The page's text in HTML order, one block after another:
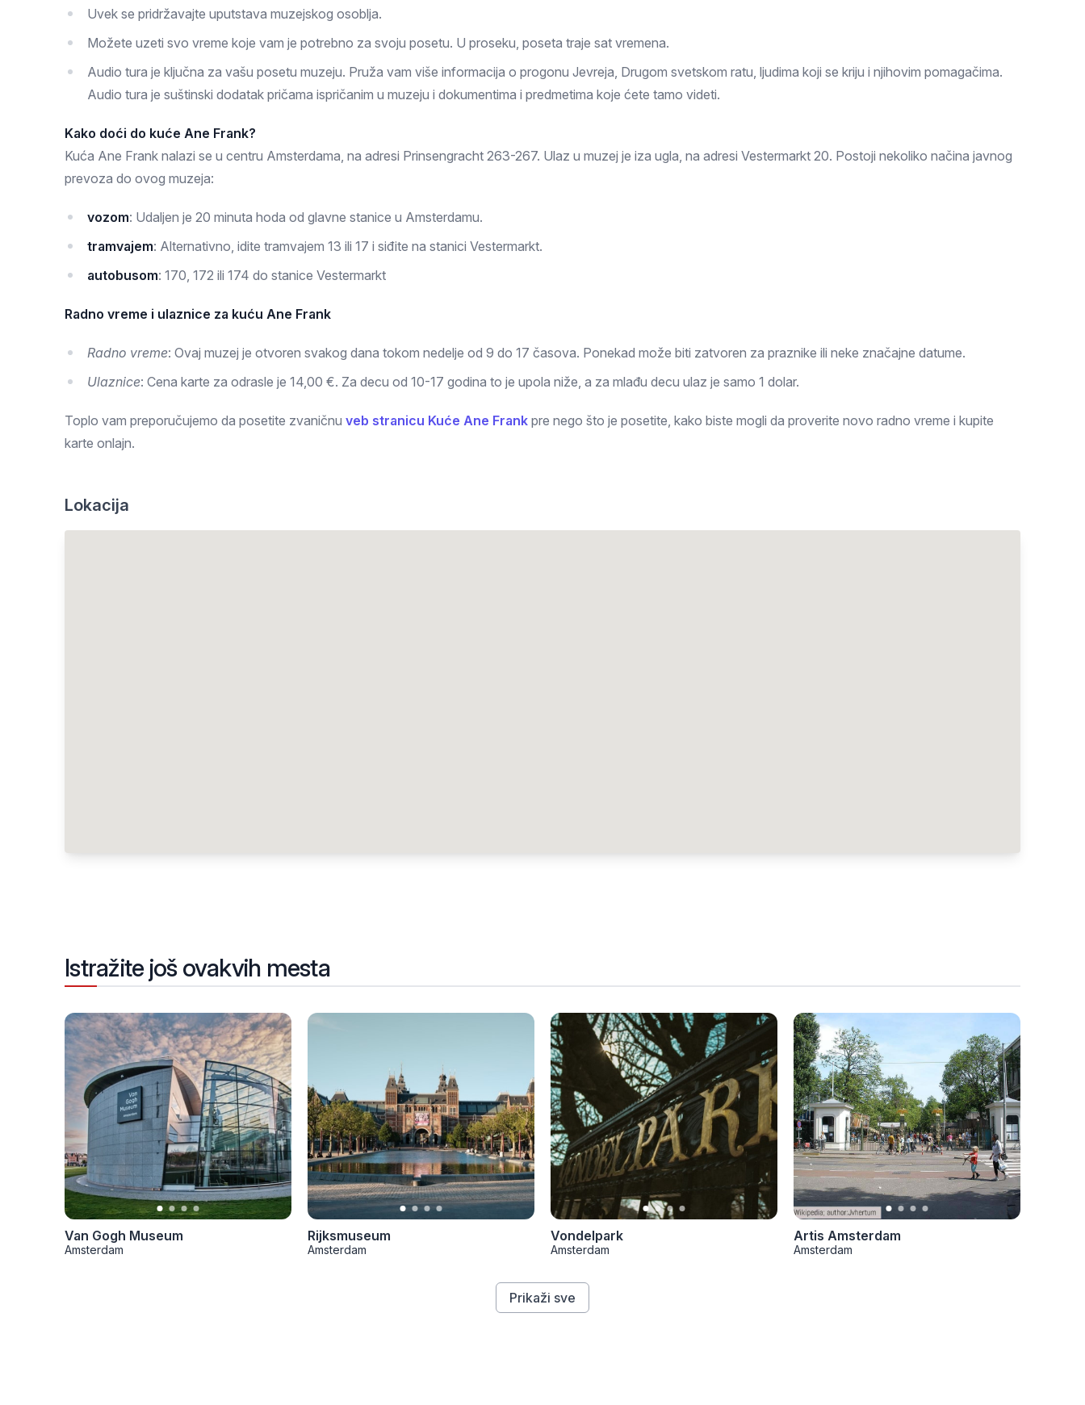
Uvek se pridržavajte uputstava muzejskog osoblja.
Možete uzeti svo vreme koje vam je potrebno za svoju posetu. U proseku, poseta traje sat vremena.
Audio tura je ključna za vašu posetu muzeju. Pruža vam više informacija o progonu Jevreja, Drugom svetskom ratu, ljudima koji se kriju i njihovim pomagačima.
Audio tura je suštinski dodatak pričama ispričanim u muzeju i dokumentima i predmetima koje ćete tamo videti.
Kako doći do kuće Ane Frank?
Kuća Ane Frank nalazi se u centru Amsterdama, na adresi Prinsengracht 263-267. Ulaz u muzej je iza ugla, na adresi Vestermarkt 20. Postoji nekoliko načina javnog
prevoza do ovog muzeja:
vozom: Udaljen je 20 minuta hoda od glavne stanice u Amsterdamu.
tramvajem: Alternativno, idite tramvajem 13 ili 17 i siđite na stanici Vestermarkt.
autobusom: 170, 172 ili 174 do stanice Vestermarkt
Radno vreme i ulaznice za kuću Ane Frank
Radno vreme: Ovaj muzej je otvoren svakog dana tokom nedelje od 9 do 17 časova. Ponekad može biti zatvoren za praznike ili neke značajne datume.
Ulaznice: Cena karte za odrasle je 14,00 €. Za decu od 10-17 godina to je upola niže, a za mlađu decu ulaz je samo 1 dolar.
Toplo vam preporučujemo da posetite zvaničnu veb stranicu Kuće Ane Frank pre nego što je posetite, kako biste mogli da proverite novo radno vreme i kupite
karte onlajn.
Lokacija
Istražite još ovakvih mesta
Van Gogh Museum
Amsterdam
Rijksmuseum
Amsterdam
Vondelpark
Amsterdam
Artis Amsterdam
Amsterdam
Prikaži sve